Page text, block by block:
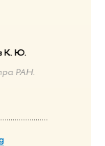
К. Ю.
РАН.